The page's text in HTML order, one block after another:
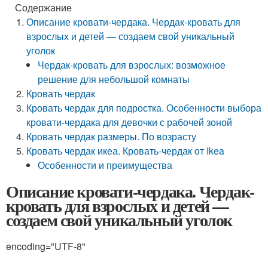
Содержание
Описание кровати-чердака. Чердак-кровать для
взрослых и детей — создаем свой уникальный
уголок
Чердак-кровать для взрослых: возможное
решение для небольшой комнаты
Кровать чердак
Кровать чердак для подростка. Особенности выбора
кровати-чердака для девочки с рабочей зоной
Кровать чердак размеры. По возрасту
Кровать чердак икеа. Кровать-чердак от Ikea
Особенности и преимущества
Описание кровати-чердака. Чердак-
кровать для взрослых и детей —
создаем свой уникальный уголок
encoding="UTF-8"